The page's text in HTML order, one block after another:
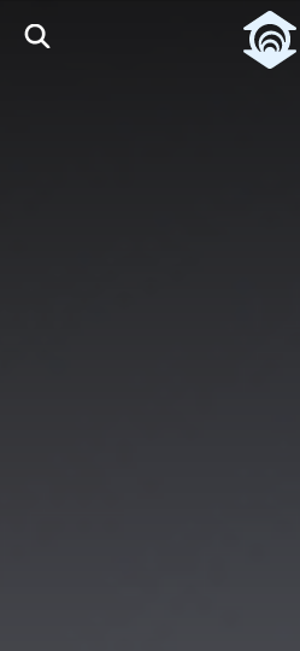
Pular para o Conteúdo principal